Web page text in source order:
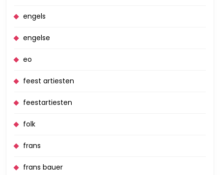
engels
engelse
eo
feest artiesten
feestartiesten
folk
frans
frans bauer